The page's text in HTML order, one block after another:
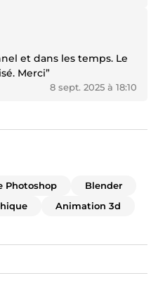
et dans les temps. Le
Merci”
8 sept. 2025 à 18:10
Photoshop
Blender
Animation 3d